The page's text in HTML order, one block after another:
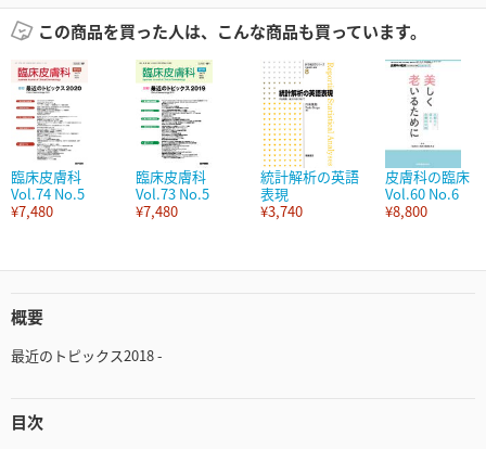
この商品を買った人は、こんな商品も買っています。
臨床皮膚科
Vol.74 No.5
¥7,480
臨床皮膚科
Vol.73 No.5
¥7,480
統計解析の英語
表現
¥3,740
皮膚科の臨床
Vol.60 No.6
¥8,800
概要
最近のトピックス2018 -
目次